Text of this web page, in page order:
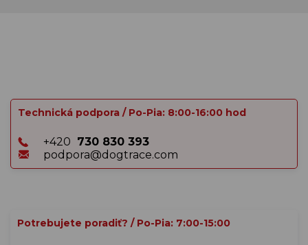
Technická podpora / Po-Pia: 8:00-16:00 hod
+420 730 830 393
podpora@dogtrace.com
Potrebujete poradiť? / Po-Pia: 7:00-15:00